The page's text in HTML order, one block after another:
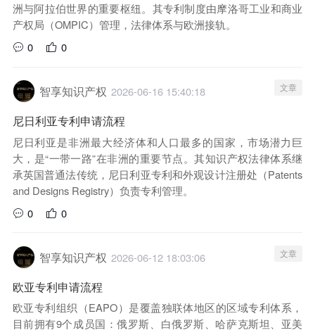
洲与阿拉伯世界的重要枢纽。其专利制度由摩洛哥工业和商业
产权局（OMPIC）管理，法律体系与欧洲接轨。
0
0
智享知识产权 2026-06-16 15:40:18 文章
尼日利亚专利申请流程
尼日利亚是非洲最大经济体和人口最多的国家，市场潜力巨
大，是“一带一路”在非洲的重要节点。其知识产权法律体系继
承英国普通法传统，尼日利亚专利和外观设计注册处（Patents
and Designs Registry）负责专利管理。
0
0
智享知识产权 2026-06-12 18:03:06 文章
欧亚专利申请流程
欧亚专利组织（EAPO）是覆盖独联体地区的区域专利体系，
目前拥有9个成员国：俄罗斯、白俄罗斯、哈萨克斯坦、亚美